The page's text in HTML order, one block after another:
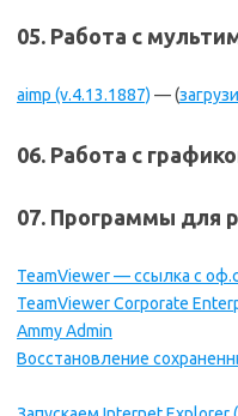
05. Работа с
aimp (v.4.13.1887) — (
06. Работа с
07. Программы для
TeamViewer — ссылка с
TeamViewer Corporate
Ammy Admin
Восстановление